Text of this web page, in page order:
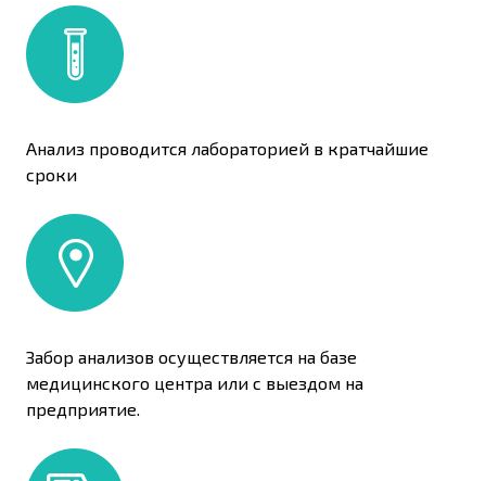
Анализ проводится лабораторией в кратчайшие
сроки
Забор анализов осуществляется на базе
медицинского центра или с выездом на
предприятие.